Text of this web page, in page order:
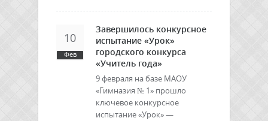
10
Фев
Завершилось конкурсное
испытание «Урок»
городского конкурса
«Учитель года»
9 февраля на базе МАОУ
«Гимназия № 1» прошло
ключевое конкурсное
испытание «Урок» —